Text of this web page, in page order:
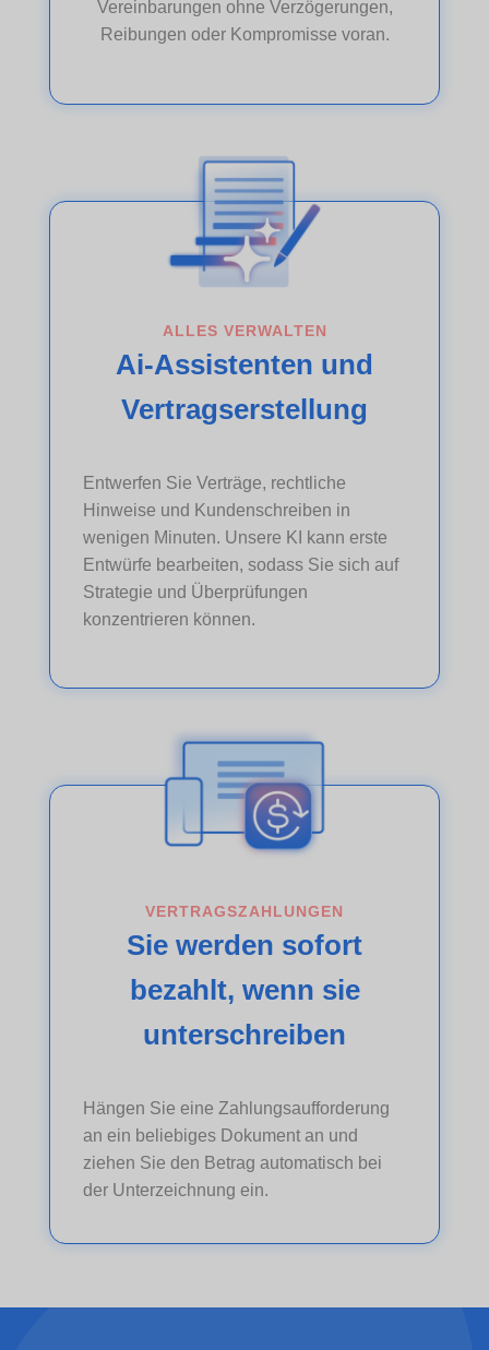
Vereinbarungen ohne Verzögerungen,
Reibungen oder Kompromisse voran.
ALLES VERWALTEN
Ai-Assistenten und
Vertragserstellung
Entwerfen Sie Verträge, rechtliche
Hinweise und Kundenschreiben in
wenigen Minuten. Unsere KI kann erste
Entwürfe bearbeiten, sodass Sie sich auf
Strategie und Überprüfungen
konzentrieren können.
VERTRAGSZAHLUNGEN
Sie werden sofort
bezahlt, wenn sie
unterschreiben
Hängen Sie eine Zahlungsaufforderung
an ein beliebiges Dokument an und
ziehen Sie den Betrag automatisch bei
der Unterzeichnung ein.